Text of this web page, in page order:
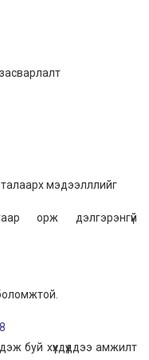
засварлалт
талаарх мэдээлллийг
орж дэлгэрэнгүй
буй хүүхдүүддээ амжилт